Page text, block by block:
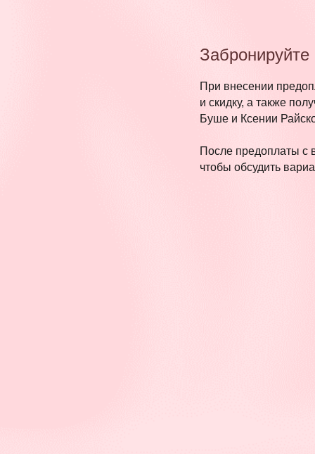
При внесении
и скидку, а также
Буше и Ксении
После предоплаты с
чтобы обсудить
Забронируйте